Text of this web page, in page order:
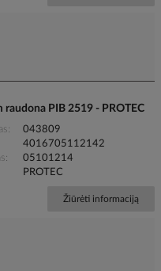
raudona PIB 2519 - PROTEC
043809
4016705112142
05101214
PROTEC
Žiūrėti informaciją